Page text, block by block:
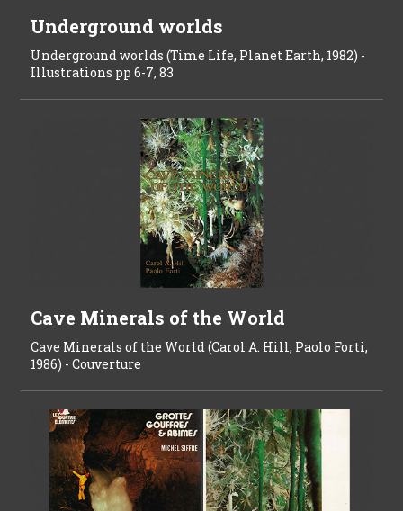
Underground worlds
Underground worlds (Time Life, Planet Earth, 1982) -
Illustrations pp 6-7, 83
Cave Minerals of the World
Cave Minerals of the World (Carol A. Hill, Paolo Forti,
1986) - Couverture